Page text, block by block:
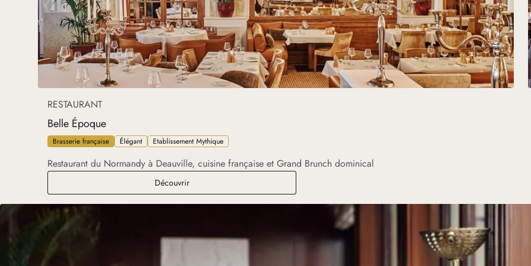
RESTAURANT
Belle Époque
Brasserie française Élégant Etablissement Mythique
Restaurant du Normandy à Deauville, cuisine française et Grand Brunch dominical
DécouvrirBelle Époque